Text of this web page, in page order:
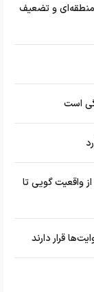
منطقه‌ای و تضعیف
است
واقعیت گویی تا
قرار دارند